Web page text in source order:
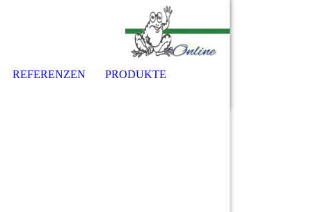
REFERENZEN PRODUKTE